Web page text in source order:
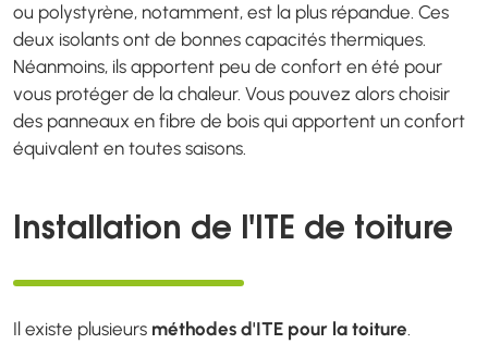
ou polystyrène, notamment, est la plus répandue. Ces
deux isolants ont de bonnes capacités thermiques.
Néanmoins, ils apportent peu de confort en été pour
vous protéger de la chaleur. Vous pouvez alors choisir
des panneaux en fibre de bois qui apportent un confort
équivalent en toutes saisons.
Installation de l'ITE de toiture
Il existe plusieurs méthodes d'ITE pour la toiture.